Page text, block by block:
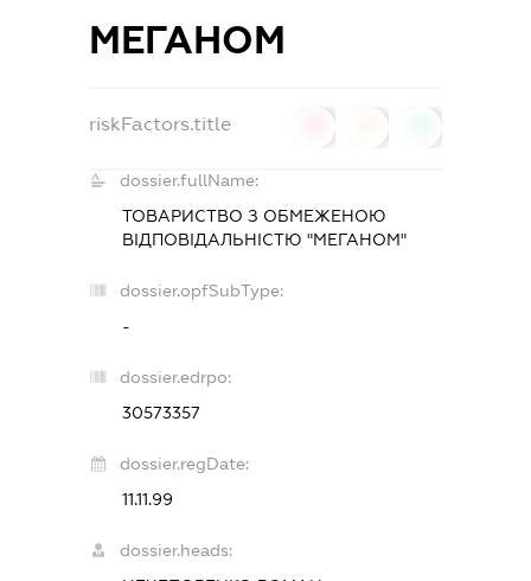
МЕГАНОМ
riskFactors.title
dossier.fullName:
ТОВАРИСТВО З ОБМЕЖЕНОЮ
ВІДПОВІДАЛЬНІСТЮ "МЕГАНОМ"
dossier.opfSubType:
-
dossier.edrpo:
30573357
dossier.regDate:
11.11.99
dossier.heads: